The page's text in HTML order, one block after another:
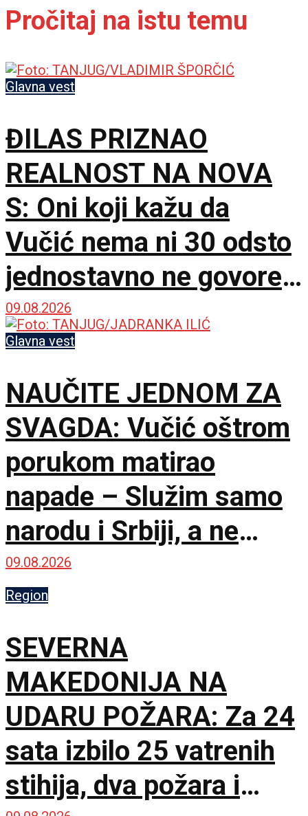
Pročitaj na istu temu
Glavna vest
ĐILAS PRIZNAO
REALNOST NA NOVA
S: Oni koji kažu da
Vučić nema ni 30 odsto
jednostavno ne govore
istinu
09.08.2026
Glavna vest
NAUČITE JEDNOM ZA
SVAGDA: Vučić oštrom
porukom matirao
napade – Služim samo
narodu i Srbiji, a ne
stranim silama
09.08.2026
Region
SEVERNA
MAKEDONIJA NA
UDARU POŽARA: Za 24
sata izbilo 25 vatrenih
stihija, dva požara i